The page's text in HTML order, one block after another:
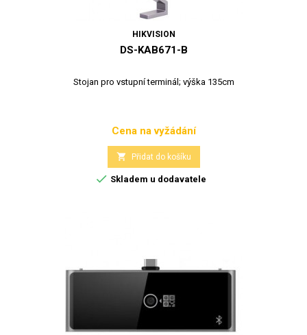
HIKVISION
DS-KAB671-B
Stojan pro vstupní terminál; výška 135cm
Cena
Cena na vyžádání
 Přidat do košíku
 Skladem u dodavatele